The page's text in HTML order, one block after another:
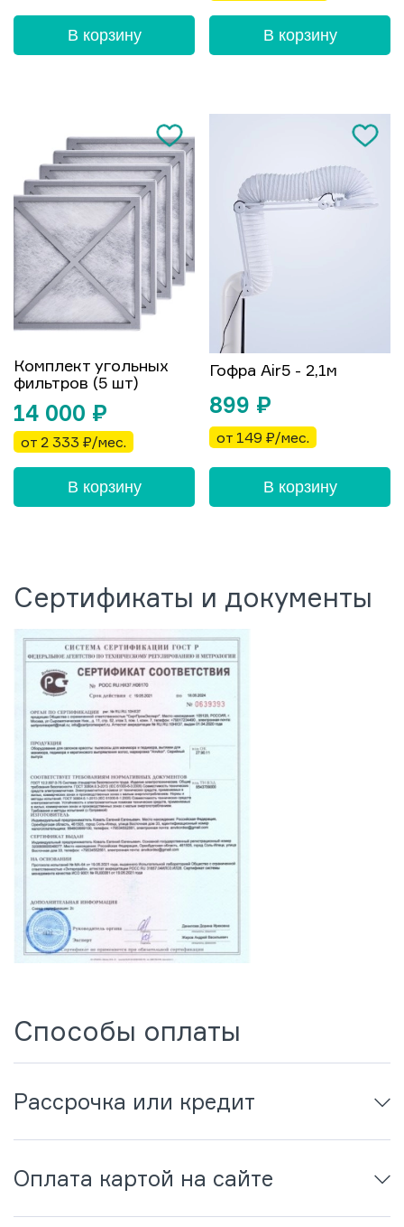
В корзину В корзину
Комплект угольных
фильтров (5 шт)
14 000 ₽
от 2 333 ₽/мес.
В корзину
Гофра Air5 - 2,1м
899 ₽
от 149 ₽/мес.
В корзину
Сертификаты и документы
Способы оплаты
Рассрочка или кредит
Оплата картой на сайте